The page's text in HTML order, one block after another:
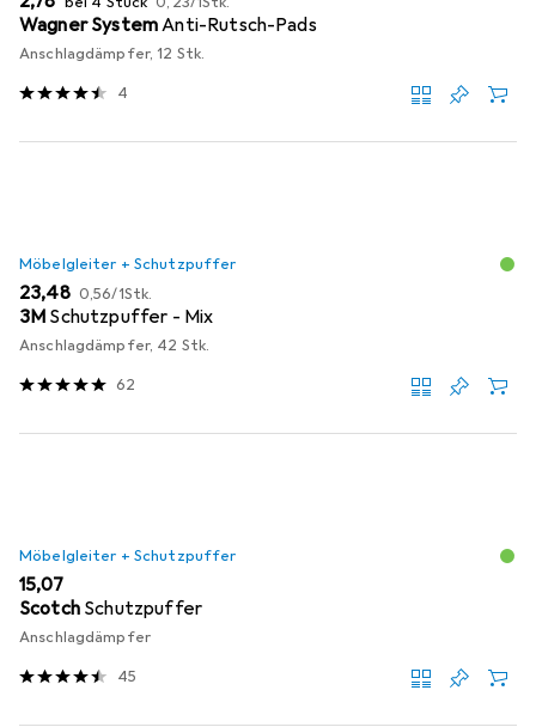
Wagner SystemAnti-Rutsch-Pads
Anschlagdämpfer, 12 Stk.
4
Möbelgleiter + Schutzpuffer
EUR
23,48 EUR
0,56/1Stk.
3M Schutzpuffer - Mix
Anschlagdämpfer, 42 Stk.
62
Möbelgleiter + Schutzpuffer
EUR
15,07
Scotch Schutzpuffer
Anschlagdämpfer
45